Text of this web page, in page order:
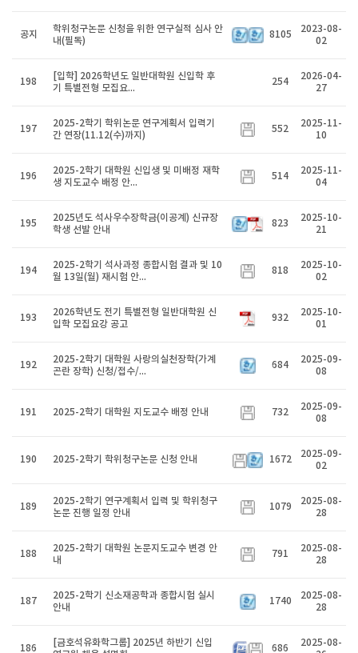
공지
학위청구논문 신청을 위한 연구실적 심사 안
내(필독)
8105
2023-08-
02
198
[입학] 2026학년도 일반대학원 신입학 후
기 특별전형 모집요...
254
2026-04-
27
197
2025-2학기 학위논문 연구계획서 입력기
간 연장(11.12(수)까지)
552
2025-11-
10
196
2025-2학기 대학원 신입생 및 미배정 재학
생 지도교수 배정 안...
514
2025-11-
04
195
2025년도 석사우수장학금(이공계) 신규장
학생 선발 안내
823
2025-10-
21
194
2025-2학기 석사과정 종합시험 결과 및 10
월 13일(월) 재시험 안...
818
2025-10-
02
193
2026학년도 전기 특별전형 일반대학원 신
입학 모집요강 공고
932
2025-10-
01
192
2025-2학기 대학원 사랑의실천장학(가계
곤란 장학) 신청/접수/...
684
2025-09-
08
191 2025-2학기 대학원 지도교수 배정 안내 732
2025-09-
08
190 2025-2학기 학위청구논문 신청 안내 1672
2025-09-
02
189
2025-2학기 연구계획서 입력 및 학위청구
논문 진행 일정 안내
1079
2025-08-
28
188
2025-2학기 대학원 논문지도교수 변경 안
내
791
2025-08-
28
187
2025-2학기 신소재공학과 종합시험 실시
안내
1740
2025-08-
28
186
[금호석유화학그룹] 2025년 하반기 신입
686
2025-08-